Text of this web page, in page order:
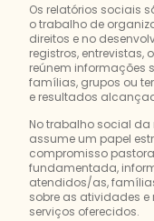
Os relatórios sociais
o trabalho de
direitos e no
registros, entrevistas,
reúnem informações
famílias, grupos ou
e resultados
No trabalho social da
assume um papel
compromisso
fundamentada,
atendidos/as,
sobre as atividades
serviços oferecidos.